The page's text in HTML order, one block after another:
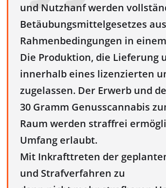
und Nutzhanf werden
Betäubungsmittelgesetzes
Rahmenbedingungen in
Die Produktion, die Lieferung
innerhalb eines lizenzierten
zugelassen. Der Erwerb und
30 Gramm Genusscannabis
Raum werden straffrei
Umfang erlaubt.
Mit Inkrafttreten der
und Strafverfahren zu